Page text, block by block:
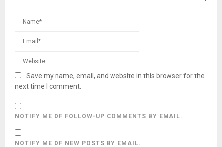
Save my name, email, and website in this browser for the
next time I comment.
NOTIFY ME OF FOLLOW-UP COMMENTS BY EMAIL.
NOTIFY ME OF NEW POSTS BY EMAIL.